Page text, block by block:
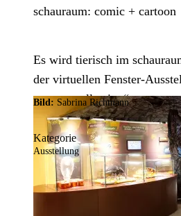
schauraum: comic + cartoon
Es wird tierisch im
der virtuellen Fenster-
cartoon collection“.
Bild: Sabrina Richmann
Kategorie
Ausstellung